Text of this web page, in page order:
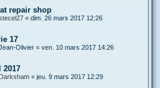
repair shop
« dim. 26 mars 2017 12:26
17
Olivier « ven. 10 mars 2017 14:26
2017
Darksham « jeu. 9 mars 2017 12:29